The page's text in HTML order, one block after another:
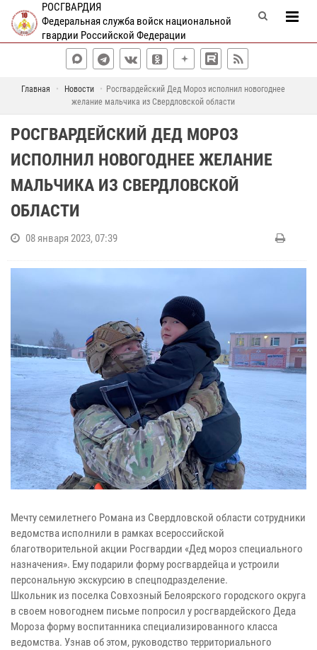
РОСГВАРДИЯ
Федеральная служба войск национальной
гвардии Российской Федерации
Главная Новости
Росгвардейский Дед Мороз исполнил новогоднее
желание мальчика из Свердловской области
РОСГВАРДЕЙСКИЙ ДЕД МОРОЗ
ИСПОЛНИЛ НОВОГОДНЕЕ ЖЕЛАНИЕ
МАЛЬЧИКА ИЗ СВЕРДЛОВСКОЙ
ОБЛАСТИ
08 января 2023, 07:39
Мечту семилетнего Романа из Свердловской области сотрудники
ведомства исполнили в рамках всероссийской
благотворительной акции Росгвардии «Дед мороз специального
назначения». Ему подарили форму росгвардейца и устроили
персональную экскурсию в спецподразделение.
Школьник из поселка Совхозный Белоярского городского округа
в своем новогоднем письме попросил у росгвардейского Деда
Мороза форму воспитанника специализированного класса
ведомства. Узнав об этом, руководство территориального